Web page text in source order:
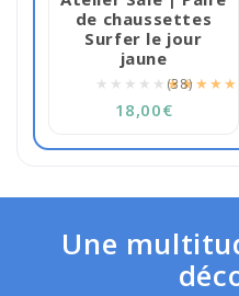
de chaussettes
Surfer le jour
jaune
★★★★★ ★★★★★
(38)
18,00€
Une